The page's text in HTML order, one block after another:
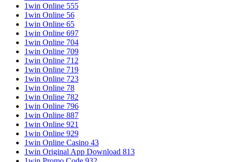
1win Online 555
1win Online 56
1win Online 65
1win Online 697
1win Online 704
1win Online 709
1win Online 712
1win Online 719
1win Online 723
1win Online 78
1win Online 782
1win Online 796
1win Online 887
1win Online 921
1win Online 929
1win Online Casino 43
1win Original App Download 813